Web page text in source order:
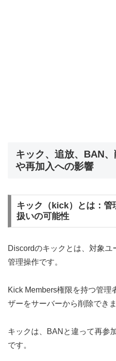
キック、追放、BAN
や再加入への影響
キック（kick）とは：管
扱いの可能性
Discordのキックとは、対象
管理操作です。
Kick Members権限を持つ管理
ザーをサーバーから削除できま
キックは、BANと違って再参
です。